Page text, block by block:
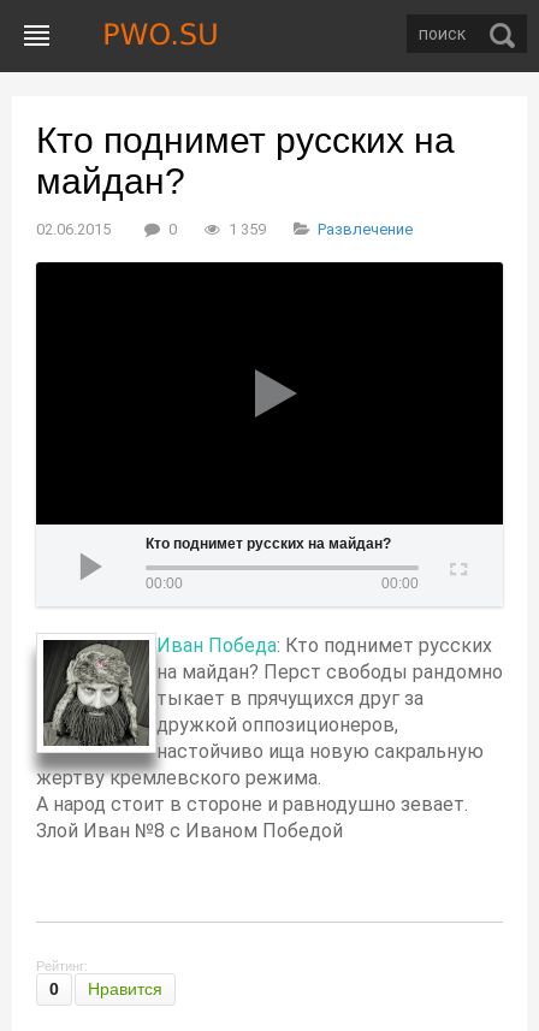
Кто поднимет русских на
майдан?
02.06.2015 0 1 359 Развлечение
Кто поднимет русских на майдан?
00:00 00:00
Иван Победа: Кто поднимет русских
на майдан? Перст свободы рандомно
тыкает в прячущихся друг за
дружкой оппозиционеров,
настойчиво ища новую сакральную
жертву кремлевского режима.
А народ стоит в стороне и равнодушно зевает.
Злой Иван №8 с Иваном Победой
Рейтинг:
0 Нравится